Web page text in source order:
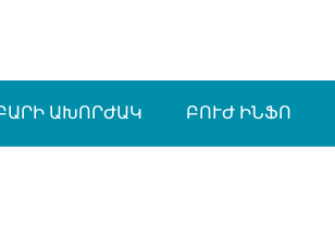
ԱԽՈՐԺԱԿ ԲՈՒԺ ԻՆՖՈ